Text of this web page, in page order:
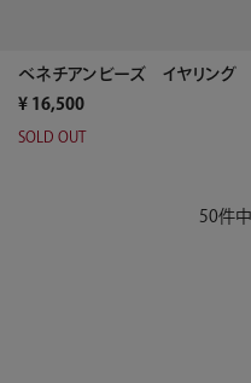
ベネチアンビーズ イヤリング
¥ 16,500
SOLD OUT
50件中